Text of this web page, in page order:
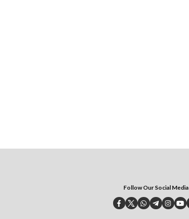
Follow Our Social Media